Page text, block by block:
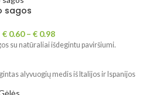
sagos
€ 0.60 – € 0.98
su natūraliai išdegintu paviršiumi.
alyvuogių medis iš Italijos ir Ispanijos